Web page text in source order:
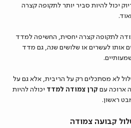
יכול להיות סביר יותר לתקופה קצרה
לתקופה קצרה יחסית, החשיפה למדד
אותו לעשרים או שלושים שנה, גם מדד
לא מסתכלים רק על הריבית, אלא גם על
ארוכה עם קרן צמודה למדד יכולה להיות
ראשון.
קבועה צמודה